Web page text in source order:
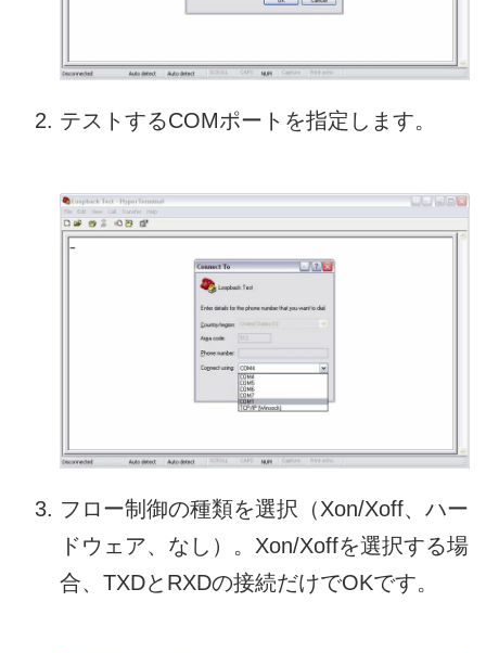
テストするCOMポートを指定します。
フロー制御の種類を選択（Xon/Xoff、ハー
ドウェア、なし）。Xon/Xoffを選択する場
合、TXDとRXDの接続だけでOKです。